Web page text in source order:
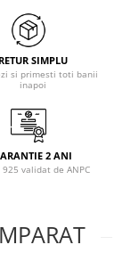
RETUR SIMPLU
si primesti toti banii
inapoi
2 ANI
925 validat de ANPC